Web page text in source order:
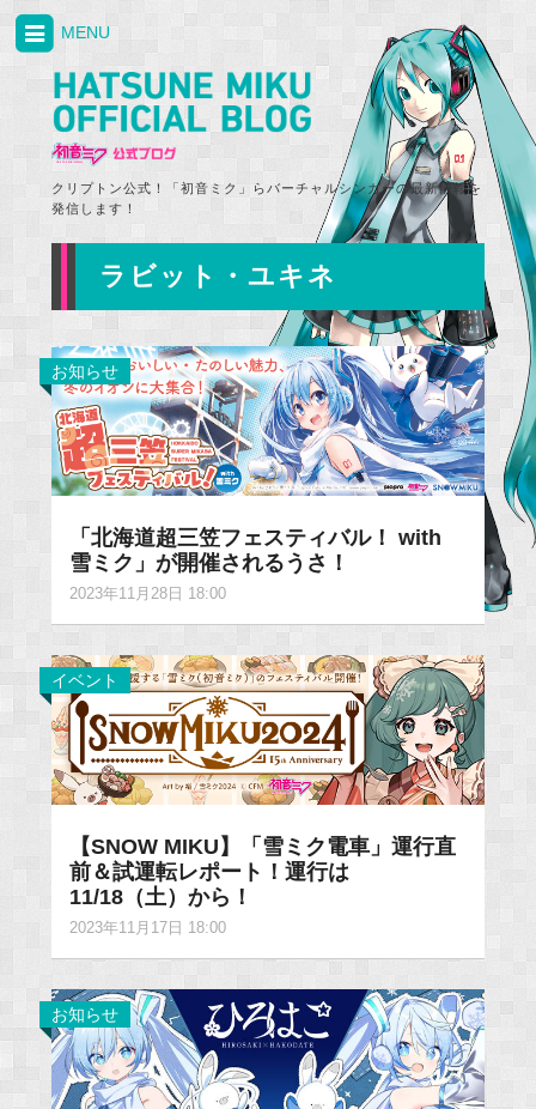
クリプトン公式！「初音ミク」らバーチャルシンガーの最新情報を
発信します！
MENU
ラビット・ユキネ
お知らせ
「北海道超三笠フェスティバル！ with
雪ミク」が開催されるうさ！
2023年11月28日 18:00
イベント
【SNOW MIKU】「雪ミク電車」運行直
前＆試運転レポート！運行は
11/18（土）から！
2023年11月17日 18:00
お知らせ